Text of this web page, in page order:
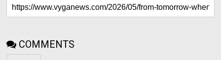
COMMENTS